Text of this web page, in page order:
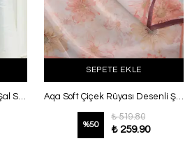
Aqua Soft Tek Gül Desenli Şal Siyah
SEPETE EKLE
Aqa Soft Çiçek Rüyası Desenli Şal Mürdüm
%50
₺ 519.80
₺ 259.90